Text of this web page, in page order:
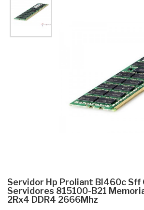
Servidor Hp Proliant Bl460c Sff
Servidores 815100-B21
2Rx4 DDR4 2666Mhz